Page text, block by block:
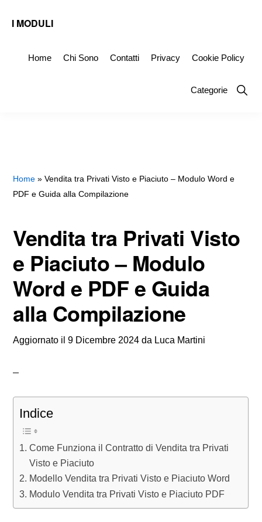
I MODULI
SimileHome Chi Sono Contatti Privacy Cookie Policy
Categorie
Show
Home »Vendita tra Privati Visto e Piaciuto – Modulo Word e
PDF e Guida alla Compilazione
Vendita tra Privati Visto
e Piaciuto – Modulo
Word e PDF e Guida
alla Compilazione
Aggiornato il9 Dicembre 2024 da Luca Martini
Indice
Come Funziona il Contratto di Vendita tra Privati
Visto e Piaciuto
Modello Vendita tra Privati Visto e Piaciuto Word
Modulo Vendita tra Privati Visto e Piaciuto PDF